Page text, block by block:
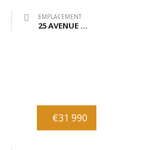
EMPLACEMENT
25 AVENUE DE BRANNE 33370 TRESSES
€31 990